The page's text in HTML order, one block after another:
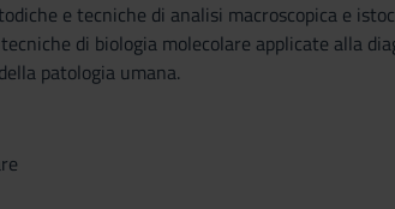
e tecniche di analisi macroscopica e
di biologia molecolare applicate alla
patologia umana.